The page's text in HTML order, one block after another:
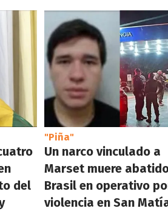
del
"Piña"
Un narco vinculado a
Marset muere
Brasil en operativo
violencia en San